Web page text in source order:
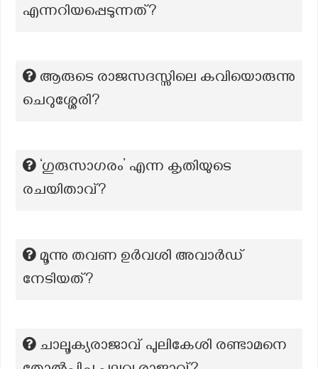
എന്നറിയപ്പെടുന്നത്?
ആരുടെ രാജസദസ്സിലെ കവിയൊരുന്നു
ചെറുശ്ശേരി?
‘ഗുരുസാഗരം’ എന്ന കൃതിയുടെ
രചയിതാവ്?
മൂന്നു തവണ ഉർവശി അവാർഡ്
നേടിയത്?
ചാലൂക്യരാജാവ് പുലികേശി രണ്ടാമനെ